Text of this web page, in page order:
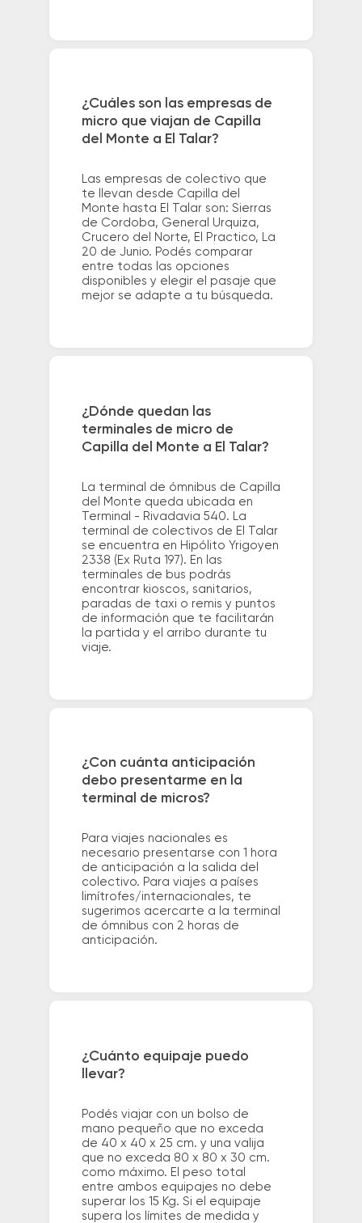
¿Cuáles son las empresas de
micro que viajan de Capilla
del Monte a El Talar?
Las empresas de colectivo que
te llevan desde Capilla del
Monte hasta El Talar son: Sierras
de Cordoba, General Urquiza,
Crucero del Norte, El Practico, La
20 de Junio. Podés comparar
entre todas las opciones
disponibles y elegir el pasaje que
mejor se adapte a tu búsqueda.
¿Dónde quedan las
terminales de micro de
Capilla del Monte a El Talar?
La terminal de ómnibus de Capilla
del Monte queda ubicada en
Terminal - Rivadavia 540. La
terminal de colectivos de El Talar
se encuentra en Hipólito Yrigoyen
2338 (Ex Ruta 197). En las
terminales de bus podrás
encontrar kioscos, sanitarios,
paradas de taxi o remis y puntos
de información que te facilitarán
la partida y el arribo durante tu
viaje.
¿Con cuánta anticipación
debo presentarme en la
terminal de micros?
Para viajes nacionales es
necesario presentarse con 1 hora
de anticipación a la salida del
colectivo. Para viajes a países
limítrofes/internacionales, te
sugerimos acercarte a la terminal
de ómnibus con 2 horas de
anticipación.
¿Cuánto equipaje puedo
llevar?
Podés viajar con un bolso de
mano pequeño que no exceda
de 40 x 40 x 25 cm. y una valija
que no exceda 80 x 80 x 30 cm.
como máximo. El peso total
entre ambos equipajes no debe
superar los 15 Kg. Si el equipaje
supera los límites de medida y